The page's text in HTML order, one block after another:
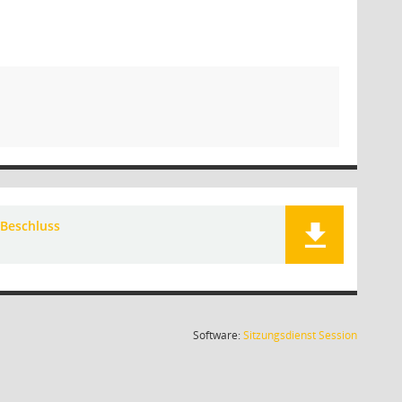
Beschluss
Software:SitzungsdienstSession(Wird in